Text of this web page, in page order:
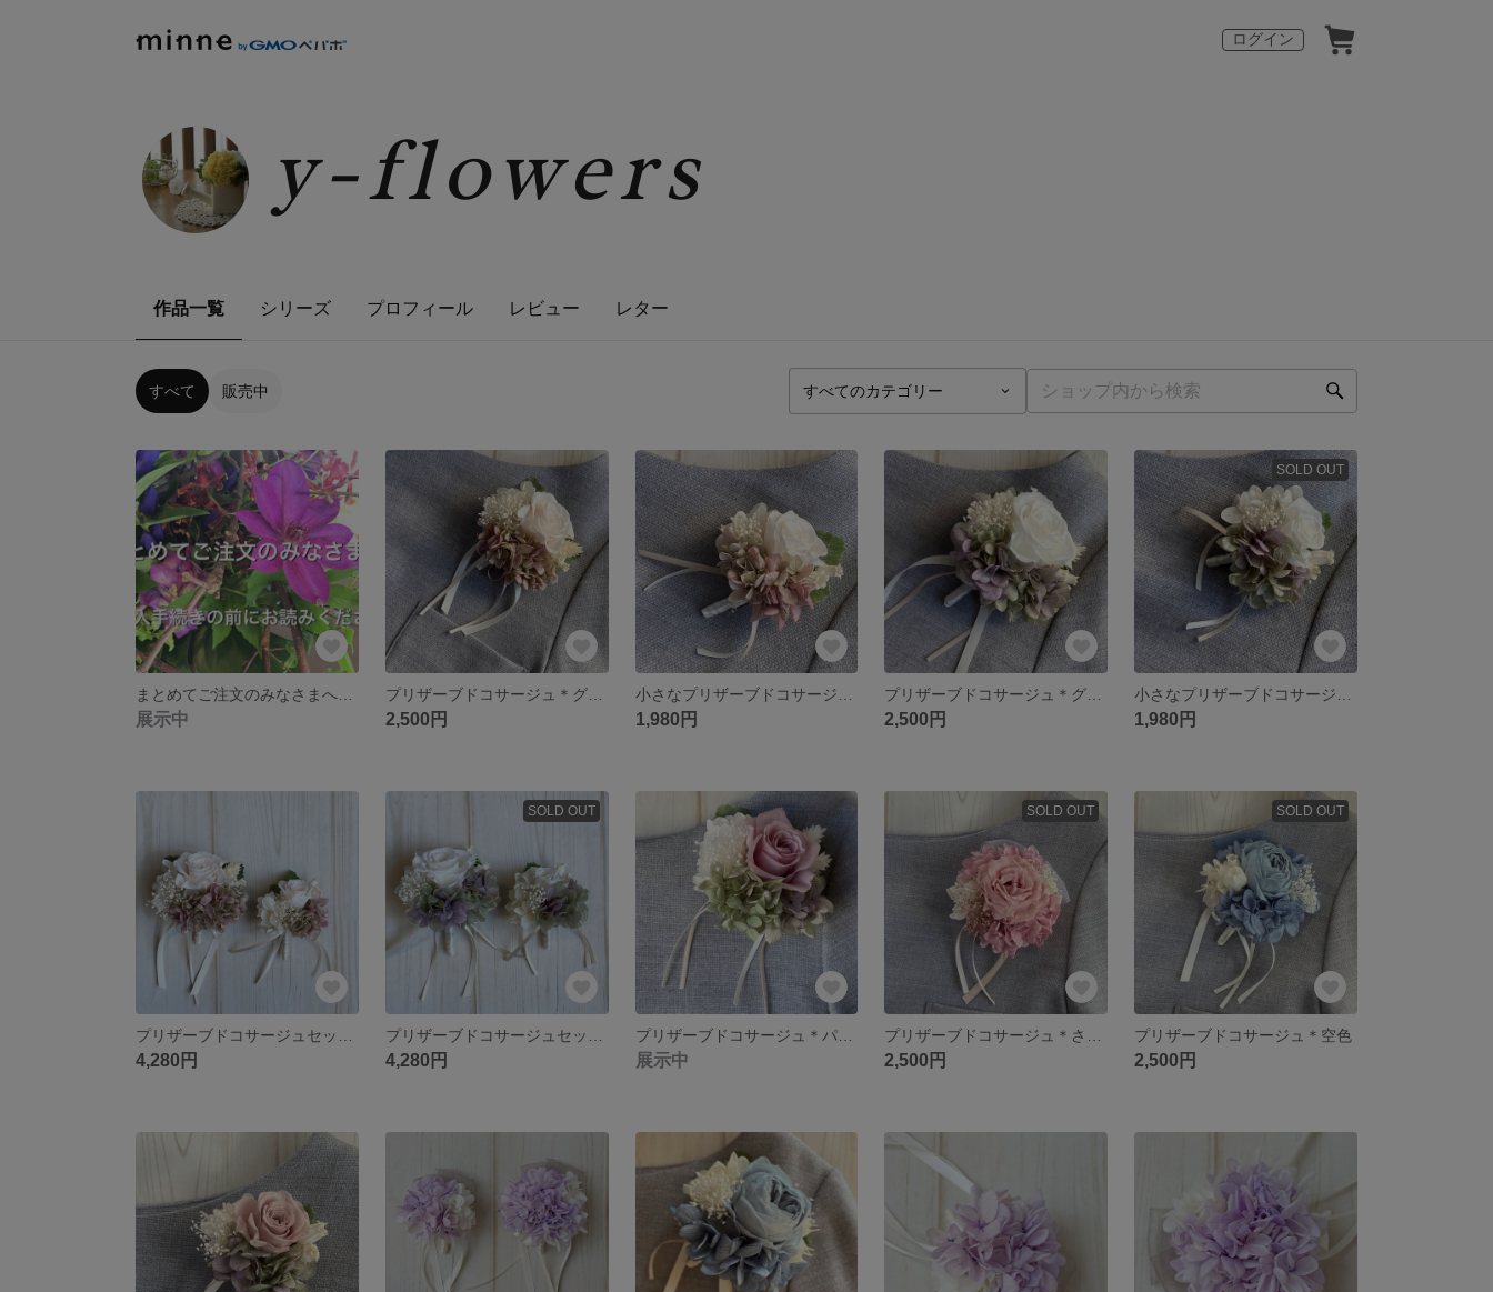
ログイン
y-flowers
作品一覧 シリーズ プロフィール レビュー レター
すべて 販売中
展示中
プリザーブドコサージュ＊グレイッシュピンク
2,500円 1,980円 2,500円
SOLD OUT
1,980円
4,280円
SOLD OUT
4,280円
プリザーブドコサージュ＊パウダーピンク
展示中
SOLD OUT
2,500円
SOLD OUT
プリザーブドコサージュ＊空色
2,500円